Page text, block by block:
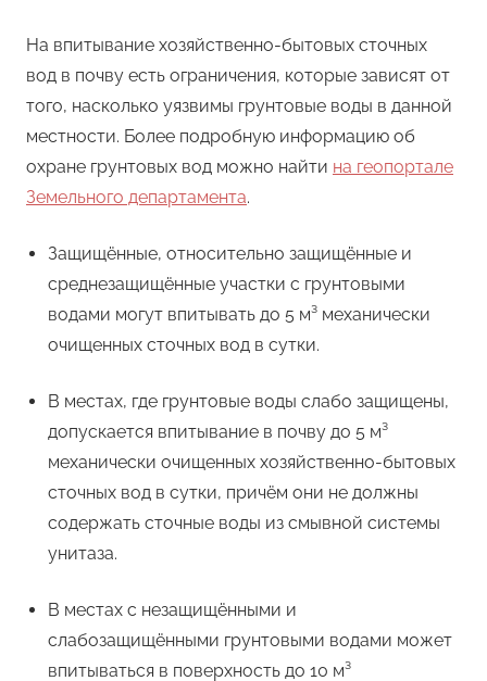
На впитывание хозяйственно-бытовых сточных
вод в почву есть ограничения, которые зависят от
того, насколько уязвимы грунтовые воды в данной
местности. Более подробную информацию об
охране грунтовых вод можно найти на геопортале
Земельного департамента.
Защищённые, относительно защищённые и
среднезащищённые участки с грунтовыми
водами могут впитывать до 5 м³ механически
очищенных сточных вод в сутки.
В местах, где грунтовые воды слабо защищены,
допускается впитывание в почву до 5 м³
механически очищенных хозяйственно-бытовых
сточных вод в сутки, причём они не должны
содержать сточные воды из смывной системы
унитаза.
В местах с незащищёнными и
слабозащищёнными грунтовыми водами может
впитываться в поверхность до 10 м³